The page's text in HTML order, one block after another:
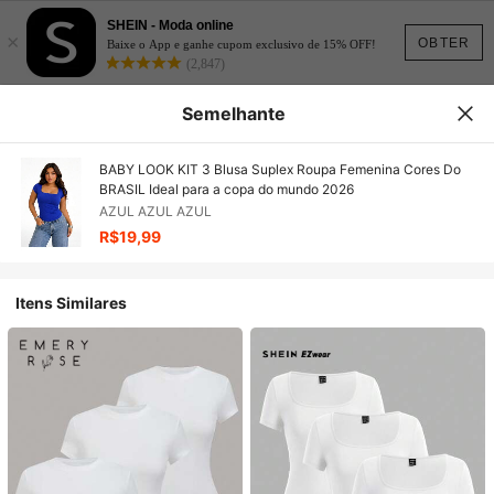
OBTER
×
SHEIN - Moda online
Baixe o App e ganhe cupom exclusivo de 15% OFF!
(2,847)
Semelhante
BABY LOOK KIT 3 Blusa Suplex Roupa Femenina Cores Do
BRASIL Ideal para a copa do mundo 2026
AZUL AZUL AZUL
R$19,99
Itens Similares